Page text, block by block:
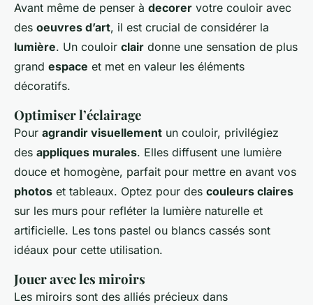
Avant même de penser à decorer votre couloir avec
des oeuvres d’art, il est crucial de considérer la
lumière. Un couloir clair donne une sensation de plus
grand espace et met en valeur les éléments
décoratifs.
Optimiser l’éclairage
Pour agrandir visuellement un couloir, privilégiez
des appliques murales. Elles diffusent une lumière
douce et homogène, parfait pour mettre en avant vos
photos et tableaux. Optez pour des couleurs claires
sur les murs pour refléter la lumière naturelle et
artificielle. Les tons pastel ou blancs cassés sont
idéaux pour cette utilisation.
Jouer avec les miroirs
Les miroirs sont des alliés précieux dans